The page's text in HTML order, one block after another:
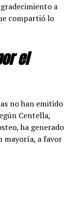
a
compartió lo
el
no han emitido
Centella,
ha generado
mayoría, a favor